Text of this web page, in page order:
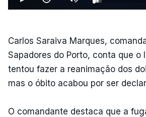
Carlos Saraiva Marques,
Sapadores do Porto, conta que o
tentou fazer a reanimação dos
mas o óbito acabou por ser
O comandante destaca que a